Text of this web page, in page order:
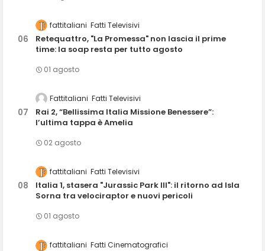
fattitaliani Fatti Televisivi
Retequattro, "La Promessa" non lascia il prime
time: la soap resta per tutto agosto
01 agosto
Fattitaliani Fatti Televisivi
Rai 2, “Bellissima Italia Missione Benessere”:
l’ultima tappa è Amelia
02 agosto
fattitaliani Fatti Televisivi
Italia 1, stasera "Jurassic Park III": il ritorno ad Isla
Sorna tra velociraptor e nuovi pericoli
01 agosto
fattitaliani Fatti Cinematografici